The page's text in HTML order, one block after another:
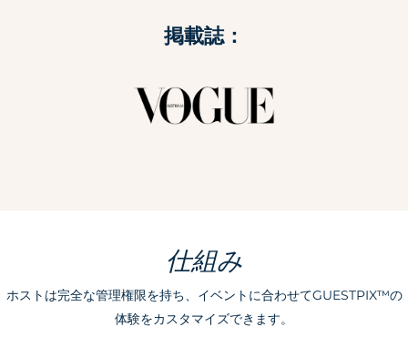
掲載誌：
仕組み
ホストは完全な管理権限を持ち、 イベントに合わせてGUESTPIX™の
体験をカスタマイズできます。